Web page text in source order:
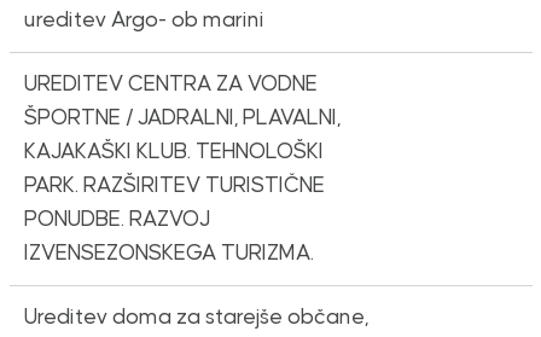
ureditev Argo- ob marini
UREDITEV CENTRA ZA VODNE
ŠPORTNE / JADRALNI, PLAVALNI,
KAJAKAŠKI KLUB. TEHNOLOŠKI
PARK. RAZŠIRITEV TURISTIČNE
PONUDBE. RAZVOJ
IZVENSEZONSKEGA TURIZMA.
Ureditev doma za starejše občane,